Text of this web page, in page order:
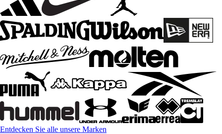
Entdecken Sie alle unsere Marken